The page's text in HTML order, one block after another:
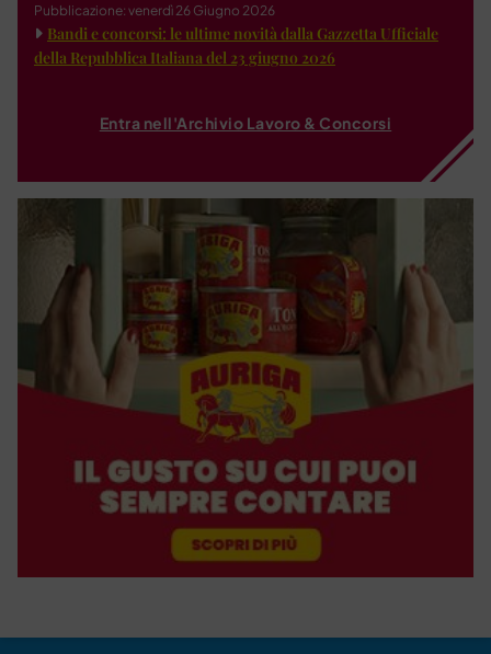
Pubblicazione: venerdì 26 Giugno 2026
Bandi e concorsi: le ultime novità dalla Gazzetta Ufficiale
della Repubblica Italiana del 23 giugno 2026
Entra nell'Archivio Lavoro & Concorsi